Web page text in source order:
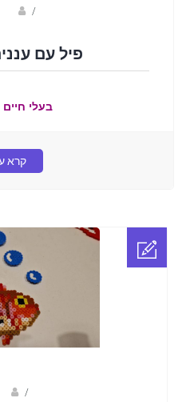
/
פיל עם
בעלי
קרא
/